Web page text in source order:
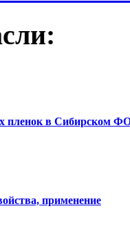
пленок в Сибирском
применение